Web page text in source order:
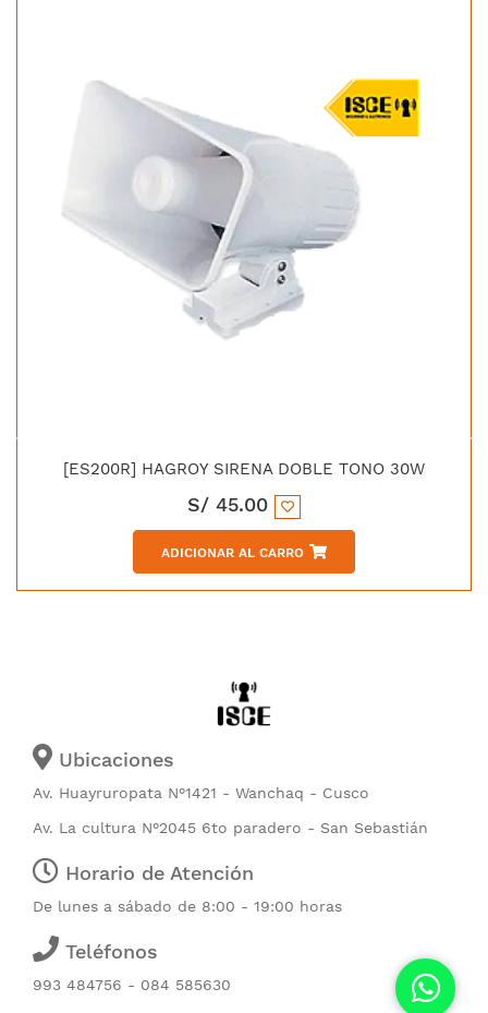
[ES200R] HAGROY SIRENA DOBLE TONO 30W
S/ 45.00
ADICIONAR AL CARRO
Ubicaciones
Av. Huayruropata N°1421 - Wanchaq - Cusco
Av. La cultura N°2045 6to paradero - San Sebastián
Horario de Atención
De lunes a sábado de 8:00 - 19:00 horas
Teléfonos
993 484756 - 084 585630